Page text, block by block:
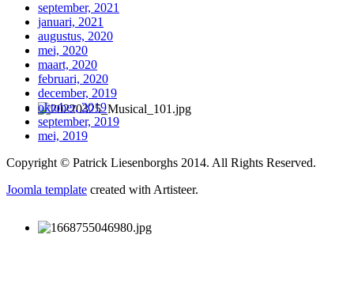
september, 2021
januari, 2021
augustus, 2020
mei, 2020
maart, 2020
februari, 2020
december, 2019
oktober, 2019
september, 2019
mei, 2019
Copyright © Patrick Liesenborghs 2014. All Rights Reserved.
Joomla template created with Artisteer.